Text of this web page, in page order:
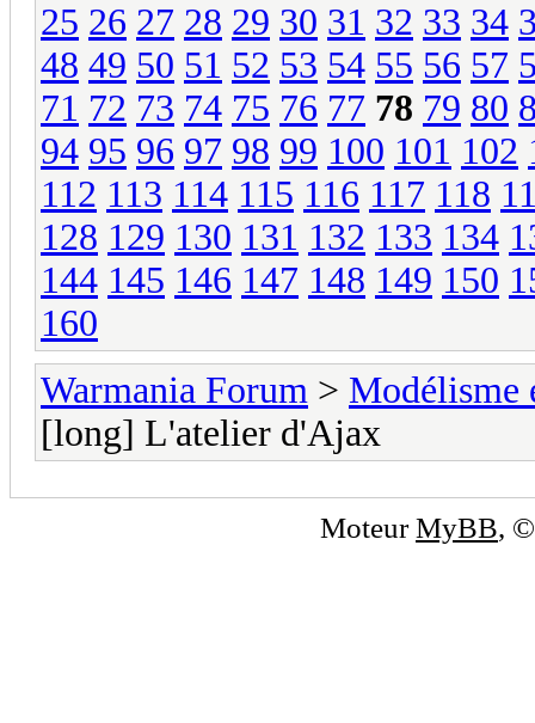
25 26 27 28 29 30 31 32 33 34
48 49 50 51 52 53 54 55 56 57
71 72 73 74 75 76 77 78 79 80
94 95 96 97 98 99 100 101 102
112 113 114 115 116 117 118
128 129 130 131 132 133 134
144 145 146 147 148 149 150
160
Warmania Forum > Modélisme
[long] L'atelier d'Ajax
MoteurMyBB,